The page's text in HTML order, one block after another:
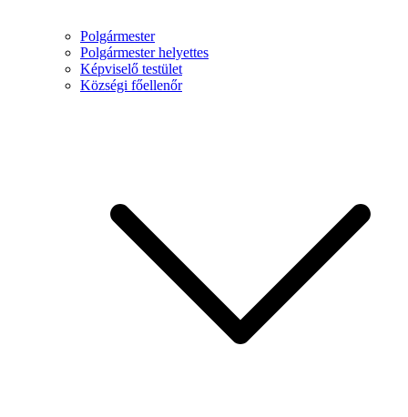
Polgármester
Polgármester helyettes
Képviselő testület
Községi főellenőr